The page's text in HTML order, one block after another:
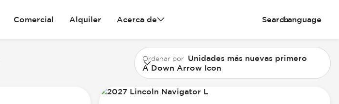
Comercial Alquiler Acerca de SearchLanguage
Ordenar por Unidades más nuevas primero
A Down Arrow Icon